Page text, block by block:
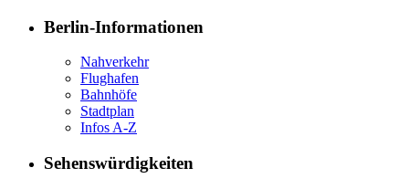
Berlin-Informationen
Nahverkehr
Flughafen
Bahnhöfe
Stadtplan
Infos A-Z
Sehenswürdigkeiten